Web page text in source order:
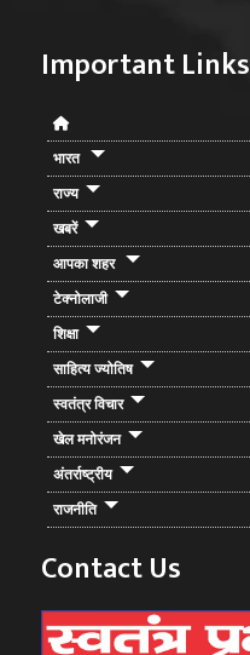
Important Links
भारत
राज्य
खबरें
आपका शहर
टेक्नोलाजी
शिक्षा
साहित्य ज्योतिष
स्वतंत्र विचार
खेल मनोरंजन
अंतर्राष्ट्रीय
राजनीति
Contact Us